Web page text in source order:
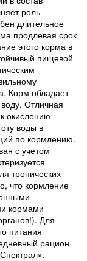
роль
длительное
продлевая срок
этого корма в
пищевой
Корм обладает
Отличная
окислению
воды в
по кормлению.
с учетом
тропических
что кормление
кормами
Для
питания
рацион